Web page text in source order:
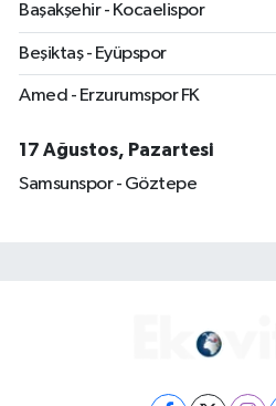
Başakşehir - Kocaelispor
Beşiktaş - Eyüpspor
Amed - Erzurumspor FK
17 Ağustos, Pazartesi
Samsunspor - Göztepe